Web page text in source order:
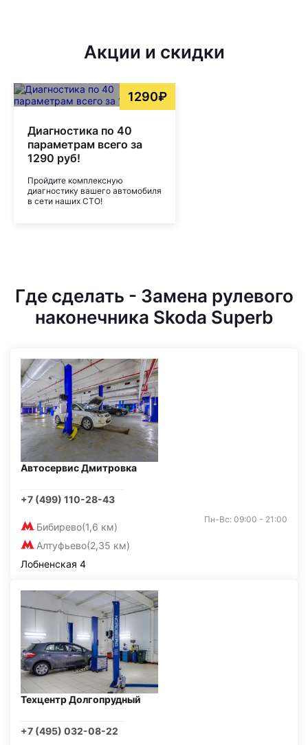
Акции и скидки
1290₽
Диагностика по 40
параметрам всего за
1290 руб!
Пройдите комплексную
диагностику вашего автомобиля
в сети наших СТО!
Где сделать - Замена рулевого
наконечника Skoda Superb
Автосервис Дмитровка
+7 (499) 110-28-43
Бибирево(1,6 км)
Алтуфьево(2,35 км)
Пн-Вс: 09:00 - 21:00
Лобненская 4
Техцентр Долгопрудный
+7 (495) 032-08-22